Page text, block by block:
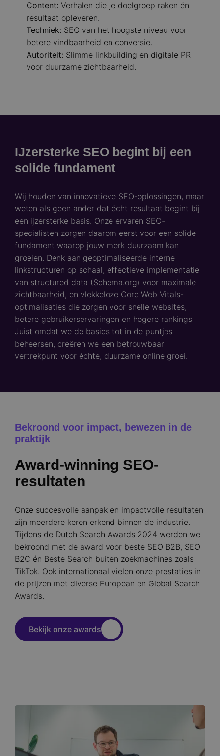
Content: Verhalen die je doelgroep raken én
resultaat opleveren.
Techniek: SEO van het hoogste niveau voor
betere vindbaarheid en conversie.
Autoriteit: Slimme linkbuilding en digitale PR
voor duurzame zichtbaarheid.
IJzersterke SEO begint bij een
solide fundament
Wij houden van innovatieve SEO-oplossingen, maar
weten als geen ander dat écht resultaat begint bij
een ijzersterke basis. Onze ervaren SEO-
specialisten zorgen daarom eerst voor een solide
fundament waarop jouw merk duurzaam kan
groeien. Denk aan geoptimaliseerde interne
linkstructuren op schaal, effectieve implementatie
van structured data (Schema.org) voor maximale
zichtbaarheid, en vlekkeloze Core Web Vitals-
optimalisaties die zorgen voor snelle websites,
betere gebruikerservaringen en hogere rankings.
Juist omdat we de basics tot in de puntjes
beheersen, creëren we een betrouwbaar
vertrekpunt voor échte, duurzame online groei.
Bekroond voor impact, bewezen in de
praktijk
Award-winning SEO-
resultaten
Onze succesvolle aanpak en impactvolle resultaten
zijn meerdere keren erkend binnen de industrie.
Tijdens de Dutch Search Awards 2024 werden we
bekroond met de award voor beste SEO B2B, SEO
B2C én Beste Search buiten zoekmachines zoals
TikTok. Ook internationaal vielen onze prestaties in
de prijzen met diverse European en Global Search
Awards.
Bekijk onze awards